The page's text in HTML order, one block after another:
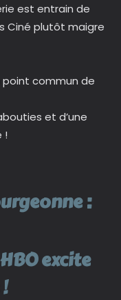
est entrain de
Ciné plutôt maigre
commun de
et d’une
!
:
excite